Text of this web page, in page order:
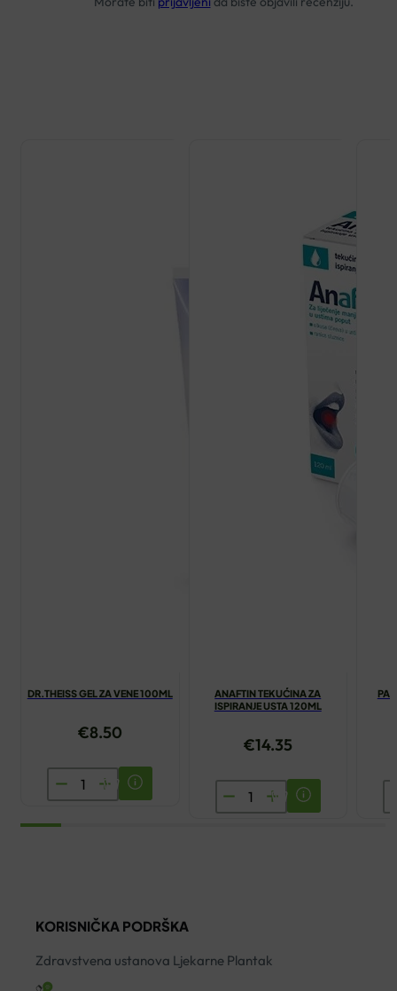
DR.THEISS GEL ZA VENE 100ML
€8.50
DR.THEISS
GEL
ZA
ANAFTIN TEKUĆINA ZA
ISPIRANJE USTA 120ML
€14.35
ANAFTIN
TEKUĆINA
KORISNIČKA PODRŠKA
Zdravstvena ustanova Ljekarne Plantak